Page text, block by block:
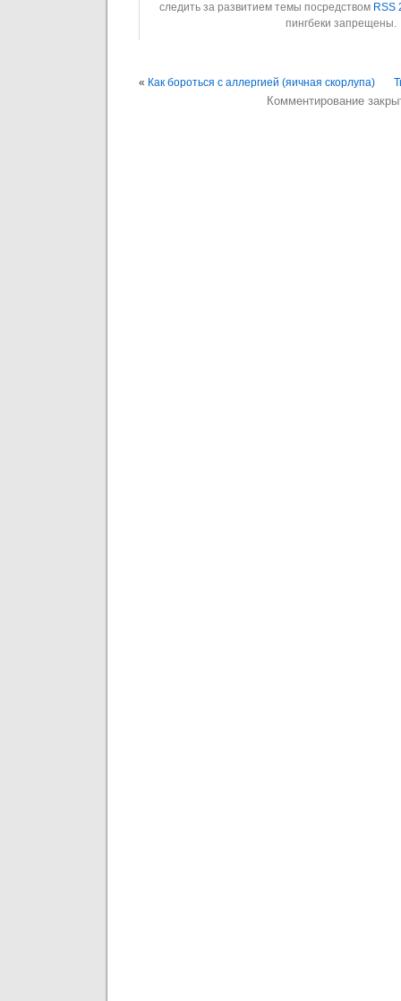
следить за развитием темы посредством RSS
пингбеки запрещены.
« Как бороться с аллергией (яичная скорлупа)
Комментирование